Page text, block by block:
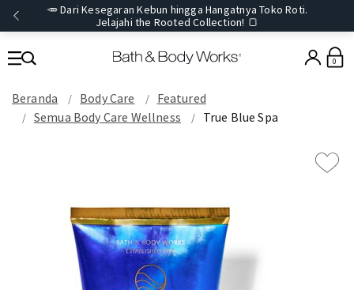
🥕 Dari Kesegaran Kebun hingga Hangatnya Toko Roti.
Jelajahi the Rooted Collection! 🍞
0
Beranda Body Care
Featured
Semua Body Care Wellness
True Blue Spa